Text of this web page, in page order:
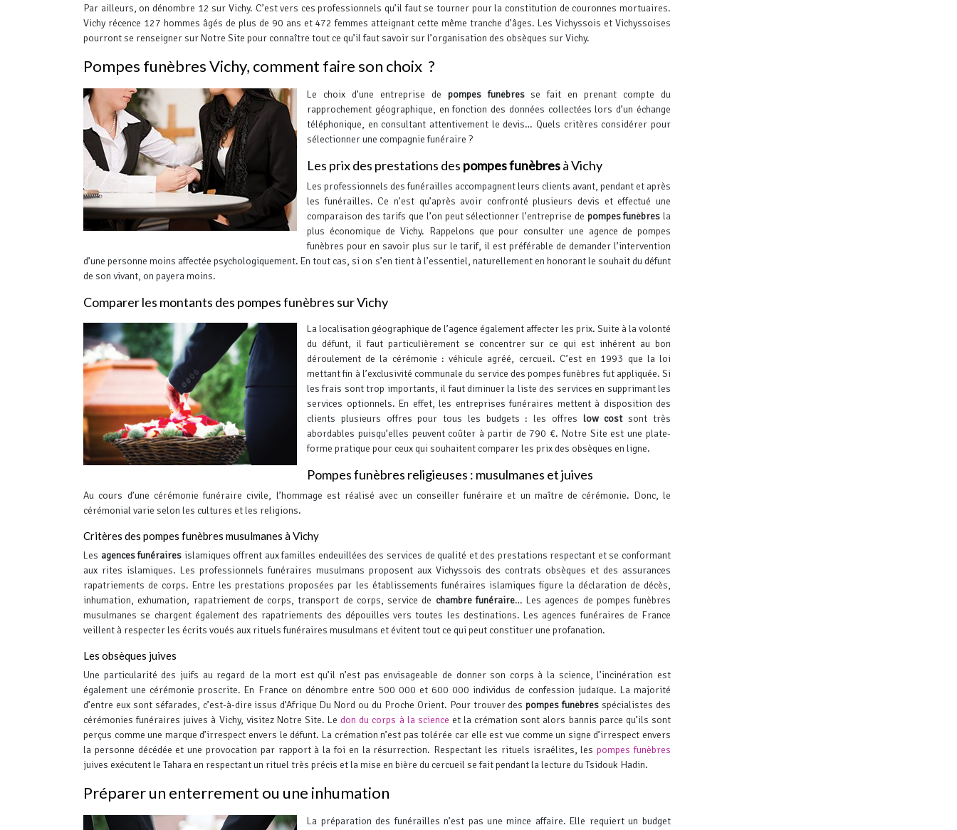
Par ailleurs, on dénombre 12 sur Vichy. C’est vers ces professionnels qu’il faut se tourner pour la constitution de couronnes mortuaires.
Vichy récence 127 hommes âgés de plus de 90 ans et 472 femmes atteignant cette même tranche d’âges. Les Vichyssois et Vichyssoises
pourront se renseigner sur Notre Site pour connaître tout ce qu’il faut savoir sur l’organisation des obsèques sur Vichy.
Pompes funèbres Vichy, comment faire son choix ?
Le choix d’une entreprise de pompes funèbresse fait en prenant compte du
rapprochement géographique, en fonction des données collectées lors d’un échange
téléphonique, en consultant attentivement le devis… Quels critères considérer pour
sélectionner une compagnie funéraire ?
Les prix des prestations des pompes funèbresà Vichy
Les professionnels des funérailles accompagnent leurs clients avant, pendant et après
les funérailles. Ce n’est qu’après avoir confronté plusieurs devis et effectué une
comparaison des tarifs que l’on peut sélectionner l’entreprise de pompes funèbres la
plus économique de Vichy. Rappelons que pour consulter une agence de pompes
funèbres pour en savoir plus sur le tarif, il est préférable de demander l’intervention
d’une personne moins affectée psychologiquement. En tout cas, si on s’en tient à l’essentiel, naturellement en honorant le souhait du défunt
de son vivant, on payera moins.
Comparer les montants des pompes funèbres sur Vichy
La localisation géographique de l’agence également affecter les prix. Suite à la volonté
du défunt, il faut particulièrement se concentrer sur ce qui est inhérent au bon
déroulement de la cérémonie : véhicule agréé, cercueil. C’est en 1993 que la loi
mettant fin à l’exclusivité communale du service des pompes funèbres fut appliquée. Si
les frais sont trop importants, il faut diminuer la liste des services en supprimant les
services optionnels. En effet, les entreprises funéraires mettent à disposition des
clients plusieurs offres pour tous les budgets : les offres low costsont très
abordables puisqu’elles peuvent coûter à partir de 790 €. Notre Site est une plate-
forme pratique pour ceux qui souhaitent comparer les prix des obsèques en ligne.
Pompes funèbres religieuses : musulmanes et juives
Au cours d’une cérémonie funéraire civile, l’hommage est réalisé avec un conseiller funéraire et un maître de cérémonie. Donc, le
cérémonial varie selon les cultures et les religions.
Critères des pompes funèbres musulmanes à Vichy
Les agences funéraires islamiques offrent aux familles endeuillées des services de qualité et des prestations respectant et se conformant
aux rites islamiques. Les professionnels funéraires musulmans proposent aux Vichyssois des contrats obsèques et des assurances
rapatriements de corps. Entre les prestations proposées par les établissements funéraires islamiques figure la déclaration de décès,
inhumation, exhumation, rapatriement de corps, transport de corps, service de chambre funéraire… Les agences de pompes funèbres
musulmanes se chargent également des rapatriements des dépouilles vers toutes les destinations. Les agences funéraires de France
veillent à respecter les écrits voués aux rituels funéraires musulmans et évitent tout ce qui peut constituer une profanation.
Les obsèques juives
Une particularité des juifs au regard de la mort est qu’il n’est pas envisageable de donner son corps à la science, l’incinération est
également une cérémonie proscrite. En France on dénombre entre 500 000 et 600 000 individus de confession judaïque. La majorité
d’entre eux sont séfarades, c’est-à-dire issus d’Afrique Du Nord ou du Proche Orient. Pour trouver despompes funèbres spécialistes des
cérémonies funéraires juives à Vichy, visitez Notre Site. Le don du corps à la science et la crémation sont alors bannis parce qu’ils sont
perçus comme une marque d’irrespect envers le défunt. La crémation n’est pas tolérée car elle est vue comme un signe d’irrespect envers
la personne décédée et une provocation par rapport à la foi en la résurrection. Respectant les rituels israélites, lespompes funèbres
juives exécutent le Tahara en respectant un rituel très précis et la mise en bière du cercueil se fait pendant la lecture du Tsidouk Hadin.
Préparer un enterrement ou une inhumation
La préparation des funérailles n’est pas une mince affaire. Elle requiert un budget